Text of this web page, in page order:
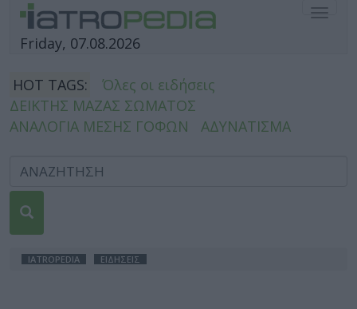
Friday, 07.08.2026
HOT TAGS:
Όλες οι ειδήσεις
ΔΕΙΚΤΗΣ ΜΑΖΑΣ ΣΩΜΑΤΟΣ
ΑΝΑΛΟΓΙΑ ΜΕΣΗΣ ΓΟΦΩΝ
ΑΔΥΝΑΤΙΣΜΑ
IATROPEDIA ΕΙΔΗΣΕΙΣ